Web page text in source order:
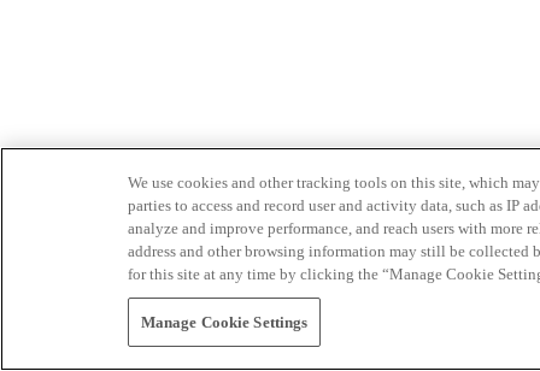
We use cookies and other tracking tools on this site, which
parties to access and record user and activity data, such as IP
analyze and improve performance, and reach users with
address and other browsing information may still be collected
for this site at any time by clicking the “Manage Cookie
Manage Cookie Settings